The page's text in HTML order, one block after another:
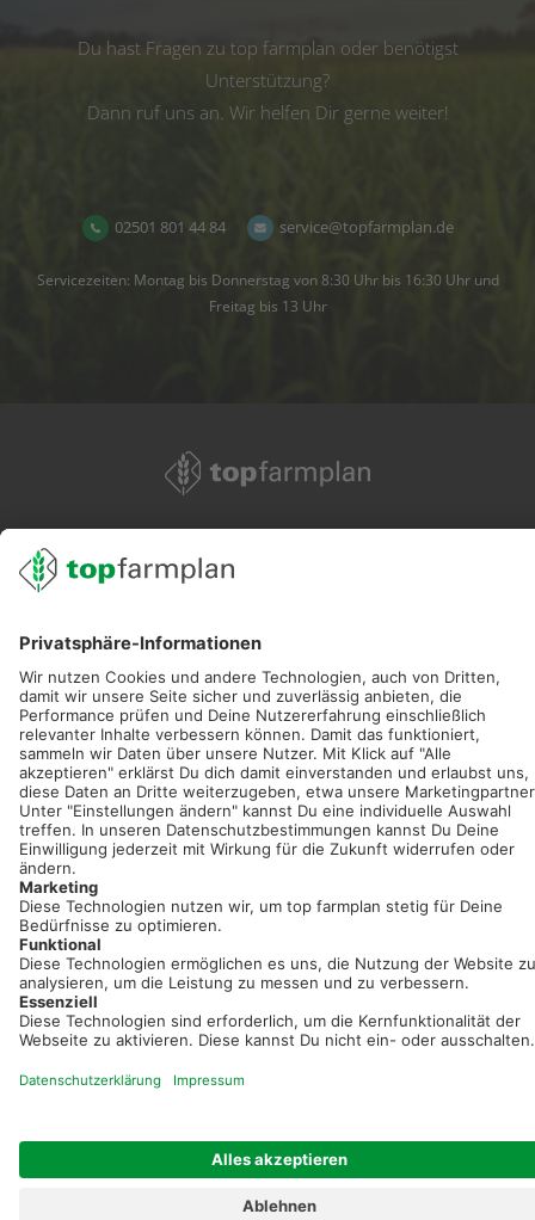
Du hast Fragen zu top farmplan oder benötigst
Unterstützung?
Dann ruf uns an. Wir helfen Dir gerne weiter!
02501 801 44 84 service@topfarmplan.de
Servicezeiten: Montag bis Donnerstag von 8:30 Uhr bis 16:30 Uhr und
Freitag bis 13 Uhr
service@topfarmplan.de
Sei immer auf dem Laufenden!
Neue Features, spannende Tipps und hilfreiche Anleitungen!
Registriere dich kostenlos!
einfach und bequem!
Kostenlos registrieren & sofort starten
Impressum Kontakt & Hilfe